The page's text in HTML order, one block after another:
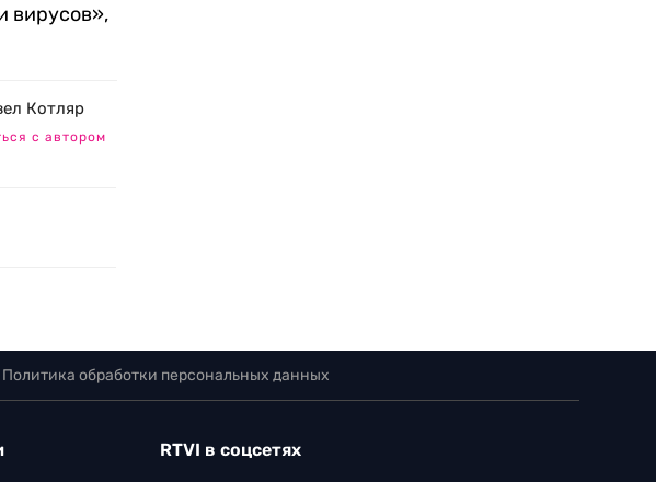
вирусов»,
Котляр
с автором
Политика обработки персональных данных
RTVI в соцсетях